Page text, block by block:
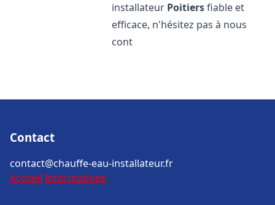
installateur Poitiersfiable et
efficace, n'hésitez pas à nous
cont
Contact
contact@chauffe-eau-installateur.fr
Accueil Informations